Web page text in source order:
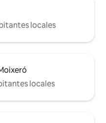
locales
locales